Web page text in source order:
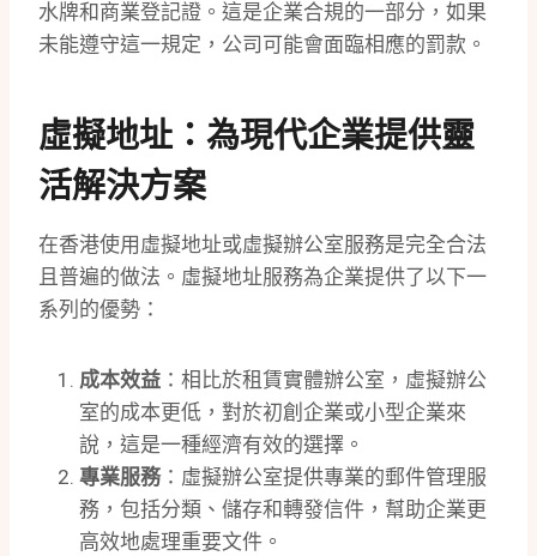
水牌和商業登記證。這是企業合規的一部分，如果
未能遵守這一規定，公司可能會面臨相應的罰款。
虛擬地址：為現代企業提供靈
活解決方案
在香港使用虛擬地址或虛擬辦公室服務是完全合法
且普遍的做法。虛擬地址服務為企業提供了以下一
系列的優勢：
成本效益 ：相比於租賃實體辦公室，虛擬辦公
室的成本更低，對於初創企業或小型企業來
說，這是一種經濟有效的選擇。
專業服務：虛擬辦公室提供專業的郵件管理服
務，包括分類、儲存和轉發信件，幫助企業更
高效地處理重要文件。